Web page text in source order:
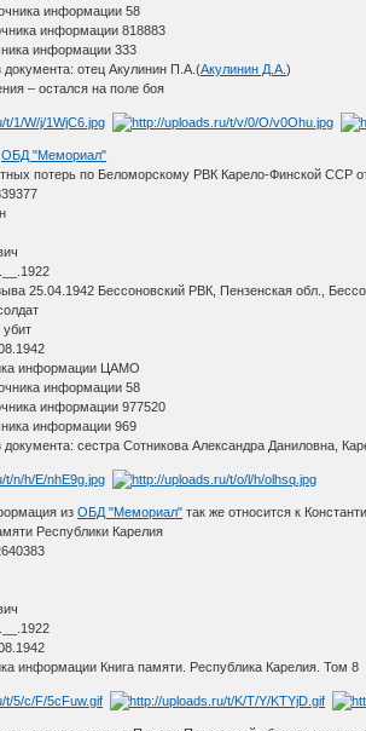
информации 58
информации 818883
информации 333
отец Акулинин П.А.(Акулинин Д.А.)
– остался на поле боя
ОБД "Мемориал"
потерь по Беломорскому РВК Карело-Финской ССР
25.04.1942 Бессоновский РВК, Пензенская обл.,
информации ЦАМО
информации 58
информации 977520
информации 969
сестра Сотникова Александра Даниловна,
изОБД "Мемориал" так же относится к
Республики Карелия
информации Книга памяти. Республика Карелия. Том 8